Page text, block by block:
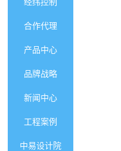
合作代理
产品中心
品牌战略
新闻中心
工程案例
中易设计院